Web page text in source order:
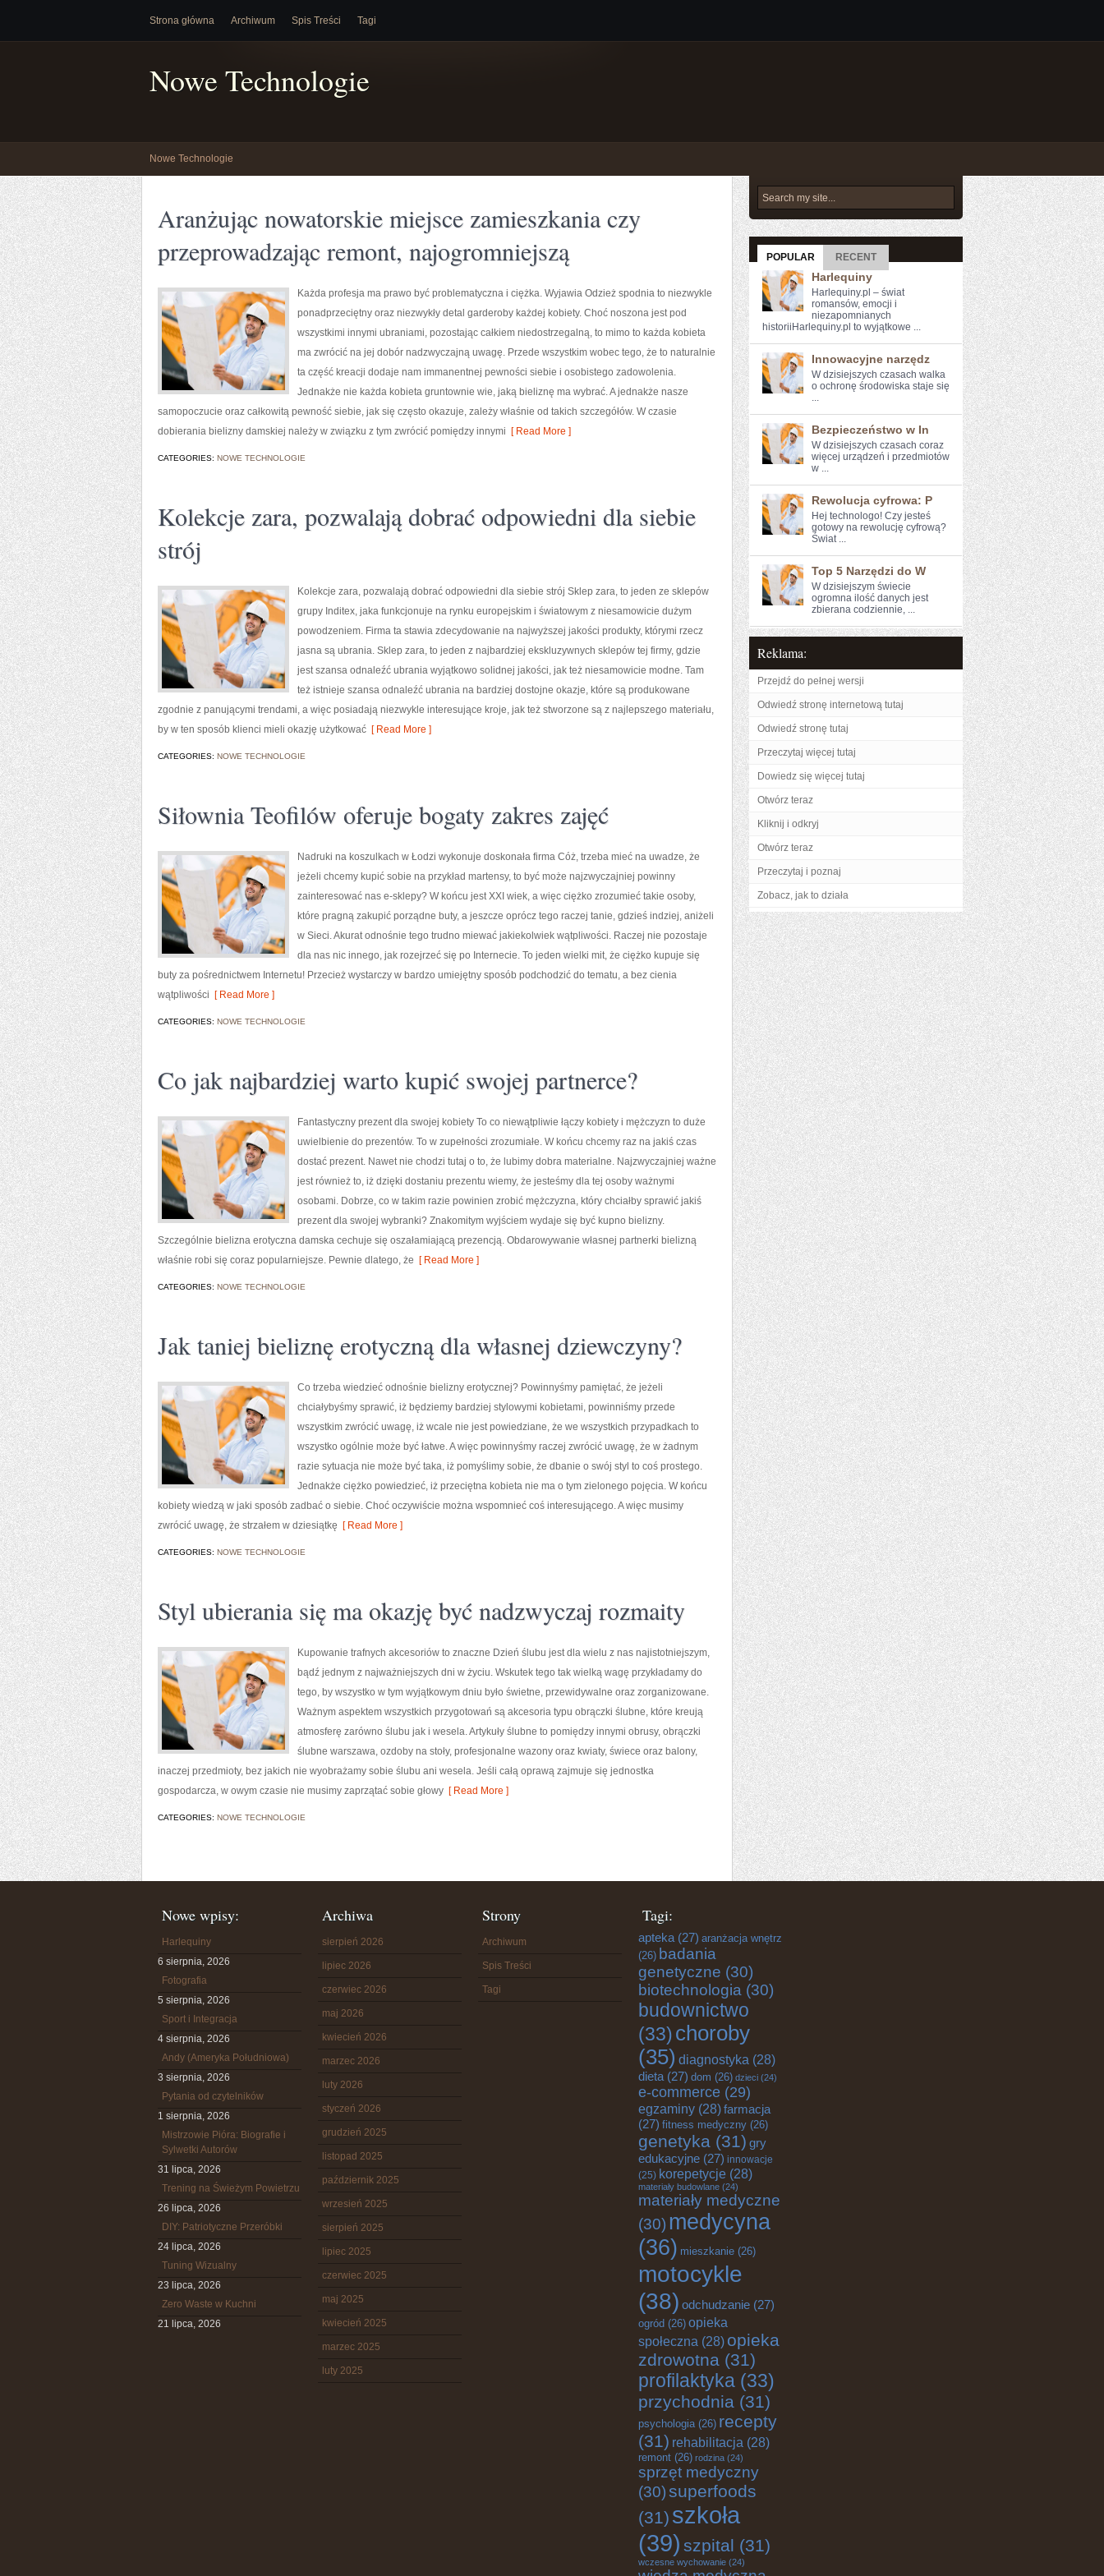
Strona główna Archiwum Spis Treści Tagi
Nowe Technologie
Nowe Technologie
Aranżując nowatorskie miejsce zamieszkania czy
przeprowadzając remont, najogromniejszą
Każda profesja ma prawo być problematyczna i ciężka. Wyjawia Odzież spodnia to niezwykle
ponadprzeciętny oraz niezwykły detal garderoby każdej kobiety. Choć noszona jest pod
wszystkimi innymi ubraniami, pozostając całkiem niedostrzegalną, to mimo to każda kobieta
ma zwrócić na jej dobór nadzwyczajną uwagę. Przede wszystkim wobec tego, że to naturalnie
ta część kreacji dodaje nam immanentnej pewności siebie i osobistego zadowolenia.
Jednakże nie każda kobieta gruntownie wie, jaką bieliznę ma wybrać. A jednakże nasze
samopoczucie oraz całkowitą pewność siebie, jak się często okazuje, zależy właśnie od takich szczegółów. W czasie
dobierania bielizny damskiej należy w związku z tym zwrócić pomiędzy innymi [ Read More ]
CATEGORIES: NOWE TECHNOLOGIE
Kolekcje zara, pozwalają dobrać odpowiedni dla siebie
strój
Kolekcje zara, pozwalają dobrać odpowiedni dla siebie strój Sklep zara, to jeden ze sklepów
grupy Inditex, jaka funkcjonuje na rynku europejskim i światowym z niesamowicie dużym
powodzeniem. Firma ta stawia zdecydowanie na najwyższej jakości produkty, którymi rzecz
jasna są ubrania. Sklep zara, to jeden z najbardziej ekskluzywnych sklepów tej firmy, gdzie
jest szansa odnaleźć ubrania wyjątkowo solidnej jakości, jak też niesamowicie modne. Tam
też istnieje szansa odnaleźć ubrania na bardziej dostojne okazje, które są produkowane
zgodnie z panującymi trendami, a więc posiadają niezwykle interesujące kroje, jak też stworzone są z najlepszego materiału,
by w ten sposób klienci mieli okazję użytkować [ Read More ]
CATEGORIES: NOWE TECHNOLOGIE
Siłownia Teofilów oferuje bogaty zakres zajęć
Nadruki na koszulkach w Łodzi wykonuje doskonała firma Cóż, trzeba mieć na uwadze, że
jeżeli chcemy kupić sobie na przykład martensy, to być może najzwyczajniej powinny
zainteresować nas e-sklepy? W końcu jest XXI wiek, a więc ciężko zrozumieć takie osoby,
które pragną zakupić porządne buty, a jeszcze oprócz tego raczej tanie, gdzieś indziej, aniżeli
w Sieci. Akurat odnośnie tego trudno miewać jakiekolwiek wątpliwości. Raczej nie pozostaje
dla nas nic innego, jak rozejrzeć się po Internecie. To jeden wielki mit, że ciężko kupuje się
buty za pośrednictwem Internetu! Przecież wystarczy w bardzo umiejętny sposób podchodzić do tematu, a bez cienia
wątpliwości [ Read More ]
CATEGORIES: NOWE TECHNOLOGIE
Co jak najbardziej warto kupić swojej partnerce?
Fantastyczny prezent dla swojej kobiety To co niewątpliwie łączy kobiety i mężczyzn to duże
uwielbienie do prezentów. To w zupełności zrozumiałe. W końcu chcemy raz na jakiś czas
dostać prezent. Nawet nie chodzi tutaj o to, że lubimy dobra materialne. Najzwyczajniej ważne
jest również to, iż dzięki dostaniu prezentu wiemy, że jesteśmy dla tej osoby ważnymi
osobami. Dobrze, co w takim razie powinien zrobić mężczyzna, który chciałby sprawić jakiś
prezent dla swojej wybranki? Znakomitym wyjściem wydaje się być kupno bielizny.
Szczególnie bielizna erotyczna damska cechuje się oszałamiającą prezencją. Obdarowywanie własnej partnerki bielizną
właśnie robi się coraz popularniejsze. Pewnie dlatego, że [ Read More ]
CATEGORIES: NOWE TECHNOLOGIE
Jak taniej bieliznę erotyczną dla własnej dziewczyny?
Co trzeba wiedzieć odnośnie bielizny erotycznej? Powinnyśmy pamiętać, że jeżeli
chciałybyśmy sprawić, iż będziemy bardziej stylowymi kobietami, powinniśmy przede
wszystkim zwrócić uwagę, iż wcale nie jest powiedziane, że we wszystkich przypadkach to
wszystko ogólnie może być łatwe. A więc powinnyśmy raczej zwrócić uwagę, że w żadnym
razie sytuacja nie może być taka, iż pomyślimy sobie, że dbanie o swój styl to coś prostego.
Jednakże ciężko powiedzieć, iż przeciętna kobieta nie ma o tym zielonego pojęcia. W końcu
kobiety wiedzą w jaki sposób zadbać o siebie. Choć oczywiście można wspomnieć coś interesującego. A więc musimy
zwrócić uwagę, że strzałem w dziesiątkę [ Read More ]
CATEGORIES: NOWE TECHNOLOGIE
Styl ubierania się ma okazję być nadzwyczaj rozmaity
Kupowanie trafnych akcesoriów to znaczne Dzień ślubu jest dla wielu z nas najistotniejszym,
bądź jednym z najważniejszych dni w życiu. Wskutek tego tak wielką wagę przykładamy do
tego, by wszystko w tym wyjątkowym dniu było świetne, przewidywalne oraz zorganizowane.
Ważnym aspektem wszystkich przygotowań są akcesoria typu obrączki ślubne, które kreują
atmosferę zarówno ślubu jak i wesela. Artykuły ślubne to pomiędzy innymi obrusy, obrączki
ślubne warszawa, ozdoby na stoły, profesjonalne wazony oraz kwiaty, świece oraz balony,
inaczej przedmioty, bez jakich nie wyobrażamy sobie ślubu ani wesela. Jeśli całą oprawą zajmuje się jednostka
gospodarcza, w owym czasie nie musimy zaprzątać sobie głowy [ Read More ]
CATEGORIES: NOWE TECHNOLOGIE
POPULAR RECENT
Harlequiny
Harlequiny.pl – świat
romansów, emocji i
niezapomnianych
historiiHarlequiny.pl to wyjątkowe ...
Innowacyjne narzędz
W⁢ dzisiejszych czasach ​walka
o ochronę środowiska staje się
...
Bezpieczeństwo w In
W dzisiejszych czasach coraz⁤
więcej urządzeń i przedmiotów
w ...
Rewolucja cyfrowa: P
Hej technologo! Czy jesteś
gotowy na rewolucję cyfrową?
Świat ...
Top 5 Narzędzi do W
W dzisiejszym świecie
ogromna ilość danych jest‍
zbierana codziennie, ...
Reklama:
Przejdź do pełnej wersji
Odwiedź stronę internetową tutaj
Odwiedź stronę tutaj
Przeczytaj więcej tutaj
Dowiedz się więcej tutaj
Otwórz teraz
Kliknij i odkryj
Otwórz teraz
Przeczytaj i poznaj
Zobacz, jak to działa
Nowe wpisy:
Harlequiny
6 sierpnia, 2026
Fotografia
5 sierpnia, 2026
Sport i Integracja
4 sierpnia, 2026
Andy (Ameryka Południowa)
3 sierpnia, 2026
Pytania od czytelników
1 sierpnia, 2026
Mistrzowie Pióra: Biografie i
Sylwetki Autorów
31 lipca, 2026
Trening na Świeżym Powietrzu
26 lipca, 2026
DIY: Patriotyczne Przeróbki
24 lipca, 2026
Tuning Wizualny
23 lipca, 2026
Zero Waste w Kuchni
21 lipca, 2026
Archiwa
sierpień 2026
lipiec 2026
czerwiec 2026
maj 2026
kwiecień 2026
marzec 2026
luty 2026
styczeń 2026
grudzień 2025
listopad 2025
październik 2025
wrzesień 2025
sierpień 2025
lipiec 2025
czerwiec 2025
maj 2025
kwiecień 2025
marzec 2025
luty 2025
Strony
Archiwum
Spis Treści
Tagi
Tagi:
apteka (27) aranżacja wnętrz
(26) badania
genetyczne (30)
biotechnologia (30)
budownictwo
(33)choroby
(35) diagnostyka (28)
dieta (27) dom (26) dzieci (24)
e-commerce (29)
egzaminy (28)farmacja
(27) fitness medyczny (26)
genetyka (31) gry
edukacyjne (27) innowacje
(25) korepetycje (28)
materiały budowlane (24)
materiały medyczne
(30) medycyna
(36) mieszkanie (26)
motocykle
(38) odchudzanie (27)
ogród (26) opieka
społeczna (28) opieka
zdrowotna (31)
profilaktyka (33)
przychodnia (31)
psychologia(26) recepty
(31) rehabilitacja (28)
remont (26) rodzina (24)
sprzęt medyczny
(30)superfoods
(31) szkoła
(39) szpital (31)
wczesne wychowanie (24)